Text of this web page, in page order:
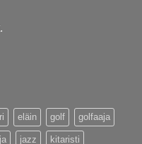
eläin golf golfaaja
jazz kitaristi